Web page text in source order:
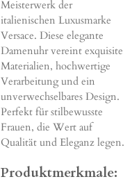
Meisterwerk der
italienischen Luxusmarke
Versace. Diese elegante
Damenuhr vereint exquisite
Materialien, hochwertige
Verarbeitung und ein
unverwechselbares Design.
Perfekt für stilbewusste
Frauen, die Wert auf
Qualität und Eleganz legen.
Produktmerkmale: